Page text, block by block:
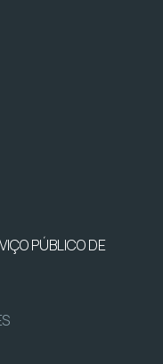
PÚBLICO DE